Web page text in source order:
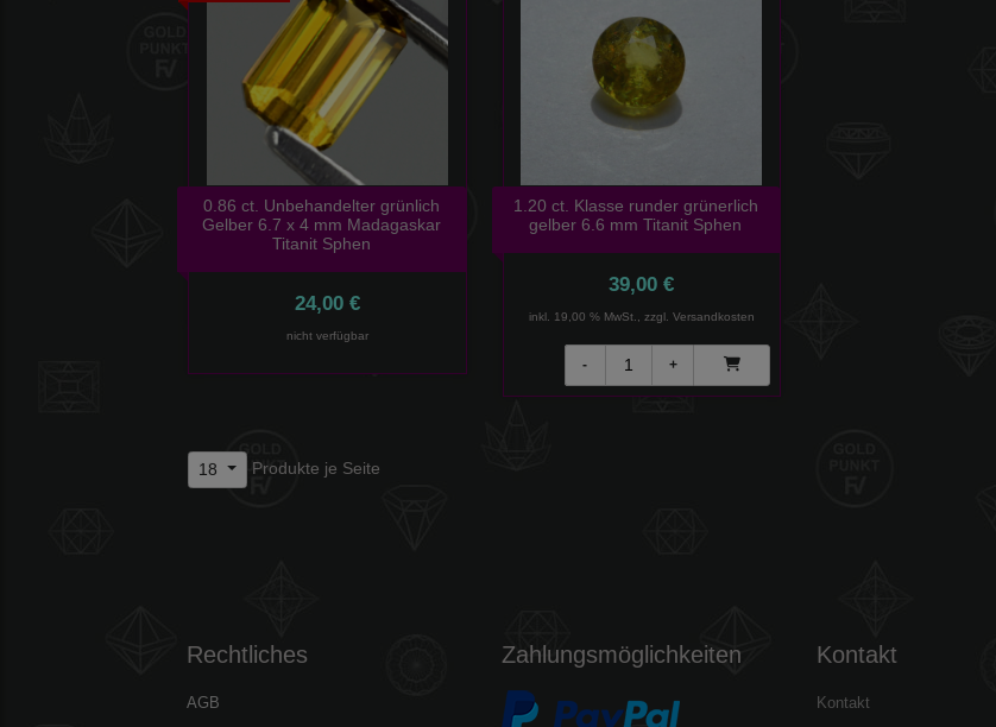
0.86 ct. Unbehandelter grünlich
Gelber 6.7 x 4 mm Madagaskar
Titanit Sphen
24,00 €
nicht verfügbar
1.20 ct. Klasse runder grünerlich
gelber 6.6 mm Titanit Sphen
39,00 €
inkl. 19,00 % MwSt., zzgl. Versandkosten
18 Produkte je Seite
Rechtliches
AGB
Zahlungsmöglichkeiten Kontakt
Kontakt